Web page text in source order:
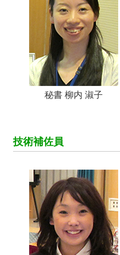
秘書 柳内 淑子
技術補佐員